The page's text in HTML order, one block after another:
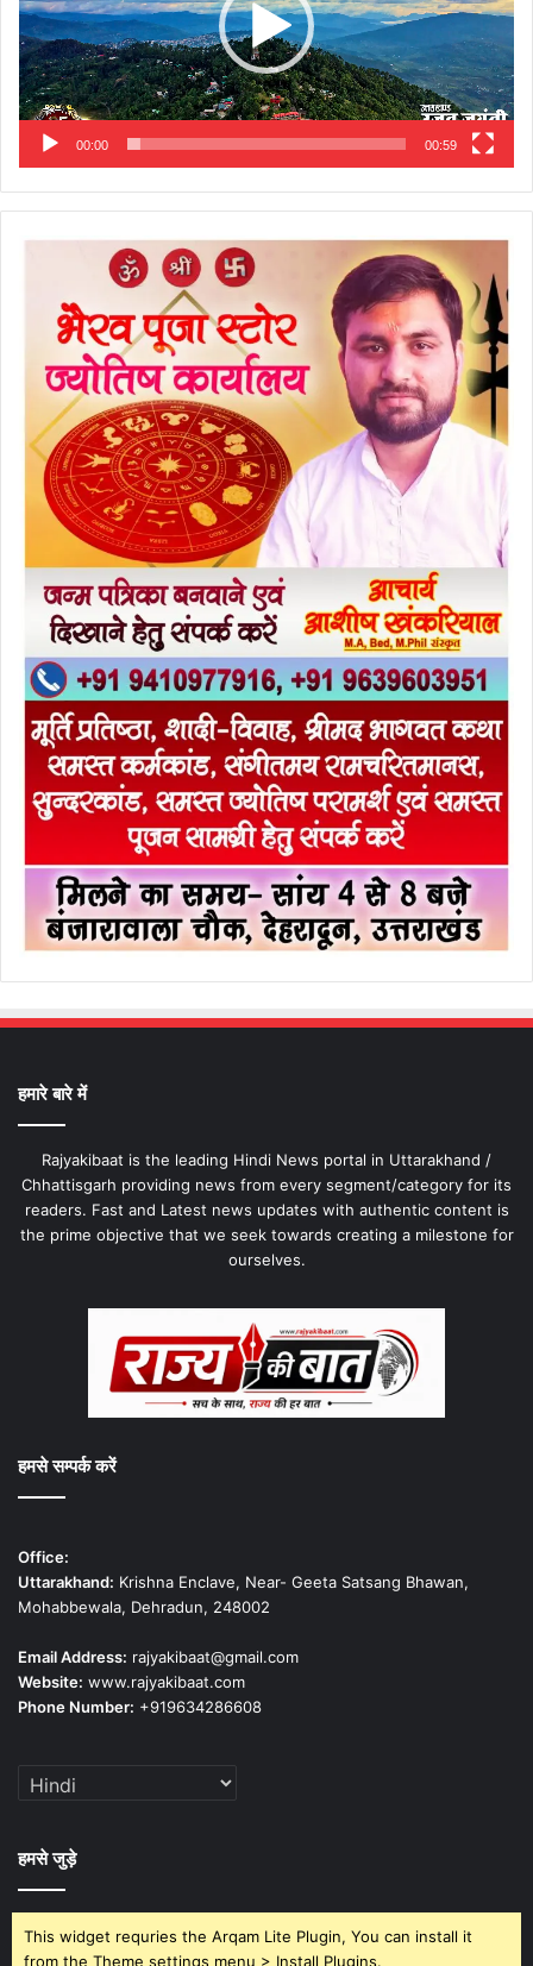
00:00 00:59
हमारे बारे में
Rajyakibaat is the leading Hindi News portal in Uttarakhand /
Chhattisgarh providing news from every segment/category for its
readers. Fast and Latest news updates with authentic content is
the prime objective that we seek towards creating a milestone for
ourselves.
हमसे सम्पर्क करें
Office:
Uttarakhand: Krishna Enclave, Near- Geeta Satsang Bhawan,
Mohabbewala, Dehradun, 248002
Email Address: rajyakibaat@gmail.com
Website: www.rajyakibaat.com
Phone Number: +919634286608
हमसे जुड़े
This widget requries the Arqam Lite Plugin, You can install it
from the Theme settings menu > Install Plugins.